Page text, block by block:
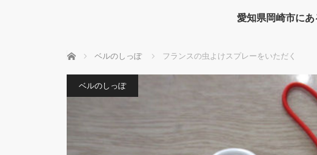
愛知県岡崎市に
ホーム ベルのしっぽ フランスの虫よけスプレーをいただく
ベルのしっぽ